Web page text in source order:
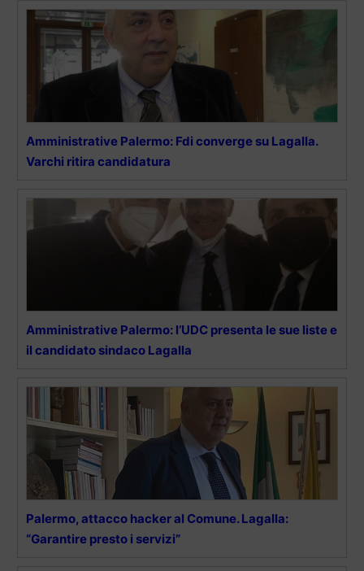
Amministrative Palermo: Fdi converge su Lagalla.
Varchi ritira candidatura
Amministrative Palermo: l’UDC presenta le sue liste e
il candidato sindaco Lagalla
Palermo, attacco hacker al Comune. Lagalla:
“Garantire presto i servizi”